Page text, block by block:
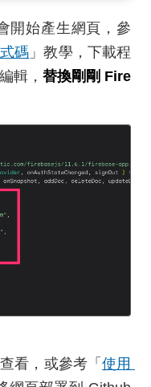
開始產生網頁，參
碼 」教學，下載程
輯， 替換剛剛 Fire
看，或參考「 使用